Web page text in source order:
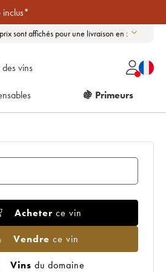
sont affichés pour une livraison en :
vins
🍇 Primeurs
Acheter ce vin
Vendre ce vin
Vins du domaine